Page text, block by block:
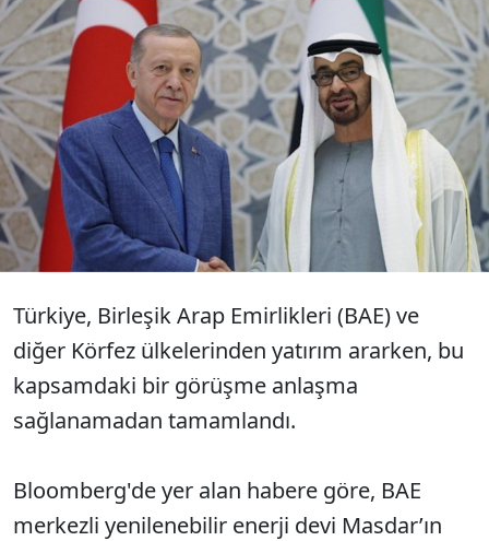
Birleşik Arap Emirlikleri merkezli enerji şirketi
Masdar'ın Fiba Yenilenebilir Enerji'de hisse
alımına yönelik görüşmelerinden sonuç
çıkmadı. Bloomberg, tarafların borsadaki
yükseliş nedeniyle fiyatta anlaşamadığını
yazdı.
Türkiye, Birleşik Arap Emirlikleri (BAE) ve
diğer Körfez ülkelerinden yatırım ararken, bu
kapsamdaki bir görüşme anlaşma
sağlanamadan tamamlandı.
Bloomberg'de yer alan habere göre, BAE
merkezli yenilenebilir enerji devi Masdar’ın